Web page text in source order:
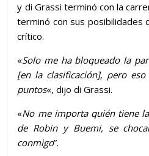
y di Grassi terminó con la
terminó con sus posibilidades
crítico.
«Solo me ha bloqueado la
[en la clasificación], pero
puntos«, dijo di Grassi.
«No me importa quién tiene
de Robin y Buemi, se
conmigo”.